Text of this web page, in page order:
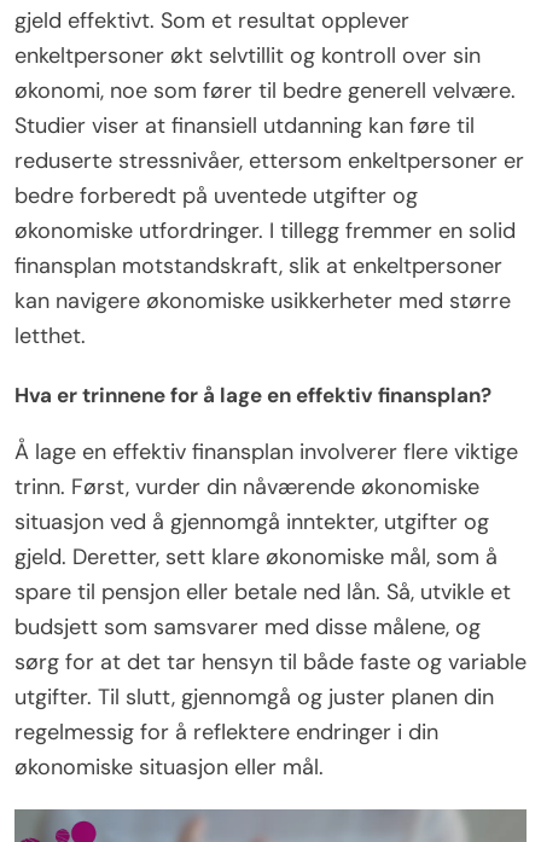
gjeld effektivt. Som et resultat opplever
enkeltpersoner økt selvtillit og kontroll over sin
økonomi, noe som fører til bedre generell velvære.
Studier viser at finansiell utdanning kan føre til
reduserte stressnivåer, ettersom enkeltpersoner er
bedre forberedt på uventede utgifter og
økonomiske utfordringer. I tillegg fremmer en solid
finansplan motstandskraft, slik at enkeltpersoner
kan navigere økonomiske usikkerheter med større
letthet.
Hva er trinnene for å lage en effektiv finansplan?
Å lage en effektiv finansplan involverer flere viktige
trinn. Først, vurder din nåværende økonomiske
situasjon ved å gjennomgå inntekter, utgifter og
gjeld. Deretter, sett klare økonomiske mål, som å
spare til pensjon eller betale ned lån. Så, utvikle et
budsjett som samsvarer med disse målene, og
sørg for at det tar hensyn til både faste og variable
utgifter. Til slutt, gjennomgå og juster planen din
regelmessig for å reflektere endringer i din
økonomiske situasjon eller mål.